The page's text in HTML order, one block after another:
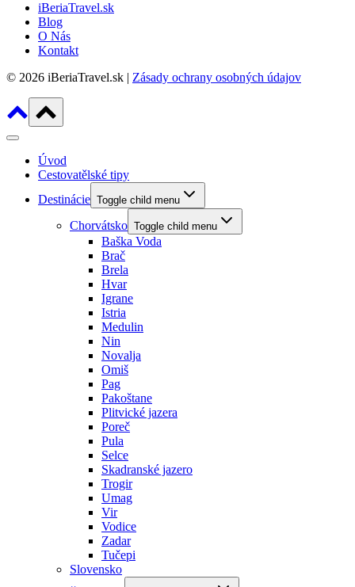
iBeriaTravel.sk
Blog
O Nás
Kontakt
© 2026 iBeriaTravel.sk | Zásady ochrany osobných údajov
Úvod
Cestovatělské tipy
Destinácie Toggle child menu
Chorvátsko Toggle child menu
Baška Voda
Brač
Brela
Hvar
Igrane
Istria
Medulin
Nin
Novalja
Omiš
Pag
Pakoštane
Plitvické jazera
Poreč
Pula
Selce
Skadranské jazero
Trogir
Umag
Vir
Vodice
Zadar
Tučepi
Slovensko